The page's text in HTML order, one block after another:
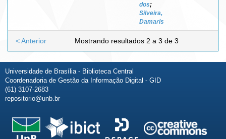
dos;
Silveira,
Damaris
Mostrando resultados 2 a 3 de 3
< Anterior
Universidade de Brasília - Biblioteca Central
Coordenadoria de Gestão da Informação Digital - GID
(61) 3107-2683
repositorio@unb.br